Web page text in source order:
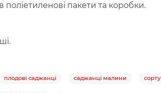
пакети та коробки.
плодові саджанці саджанці малини